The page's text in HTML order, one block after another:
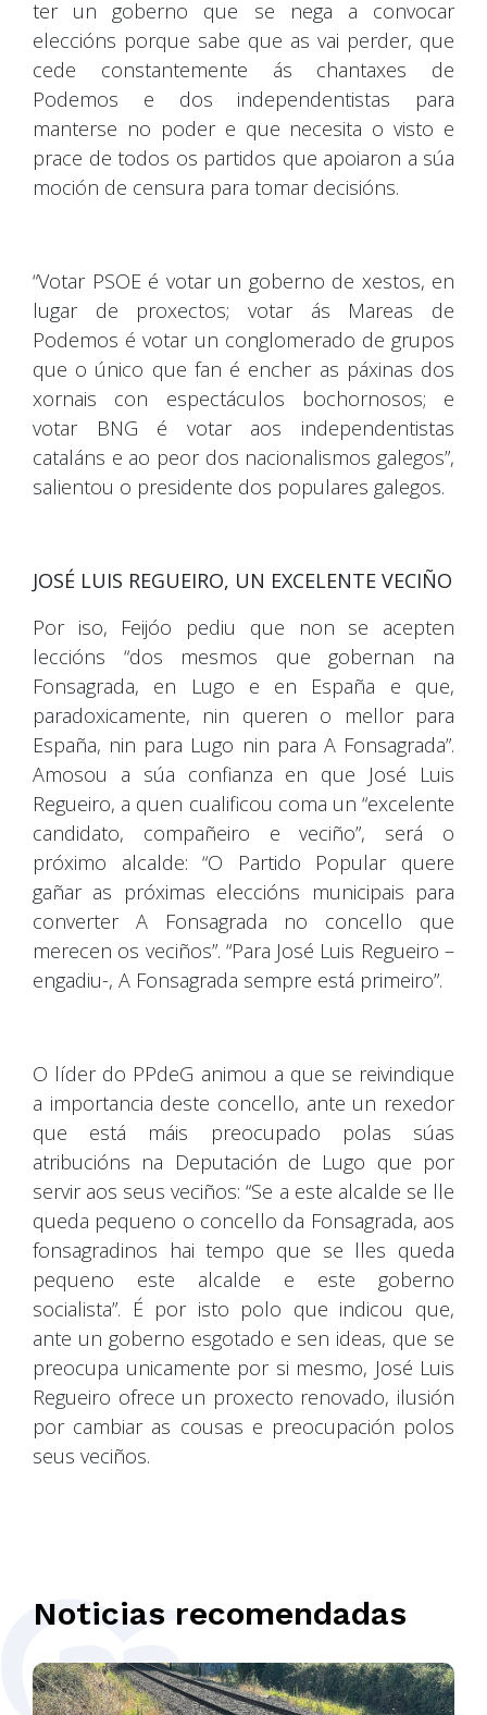
ter un goberno que se nega a convocar
eleccións porque sabe que as vai perder, que
cede constantemente ás chantaxes de
Podemos e dos independentistas para
manterse no poder e que necesita o visto e
prace de todos os partidos que apoiaron a súa
moción de censura para tomar decisións.
“Votar PSOE é votar un goberno de xestos, en
lugar de proxectos; votar ás Mareas de
Podemos é votar un conglomerado de grupos
que o único que fan é encher as páxinas dos
xornais con espectáculos bochornosos; e
votar BNG é votar aos independentistas
cataláns e ao peor dos nacionalismos galegos”,
salientou o presidente dos populares galegos.
JOSÉ LUIS REGUEIRO, UN EXCELENTE VECIÑO
Por iso, Feijóo pediu que non se acepten
leccións “dos mesmos que gobernan na
Fonsagrada, en Lugo e en España e que,
paradoxicamente, nin queren o mellor para
España, nin para Lugo nin para A Fonsagrada”.
Amosou a súa confianza en que José Luis
Regueiro, a quen cualificou coma un “excelente
candidato, compañeiro e veciño”, será o
próximo alcalde: “O Partido Popular quere
gañar as próximas eleccións municipais para
converter A Fonsagrada no concello que
merecen os veciños”. “Para José Luis Regueiro –
engadiu-, A Fonsagrada sempre está primeiro”.
O líder do PPdeG animou a que se reivindique
a importancia deste concello, ante un rexedor
que está máis preocupado polas súas
atribucións na Deputación de Lugo que por
servir aos seus veciños: “Se a este alcalde se lle
queda pequeno o concello da Fonsagrada, aos
fonsagradinos hai tempo que se lles queda
pequeno este alcalde e este goberno
socialista”. É por isto polo que indicou que,
ante un goberno esgotado e sen ideas, que se
preocupa unicamente por si mesmo, José Luis
Regueiro ofrece un proxecto renovado, ilusión
por cambiar as cousas e preocupación polos
seus veciños.
Noticias recomendadas